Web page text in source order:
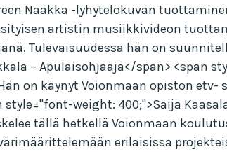
Naakka -lyhytelokuvan
artistin musiikkivideon
Tulevaisuudessa hän on
– Apulaisohjaaja</span> <span
on käynyt Voionmaan opiston
weight: 400;">Saija
tällä hetkellä Voionmaan
erilaisissa